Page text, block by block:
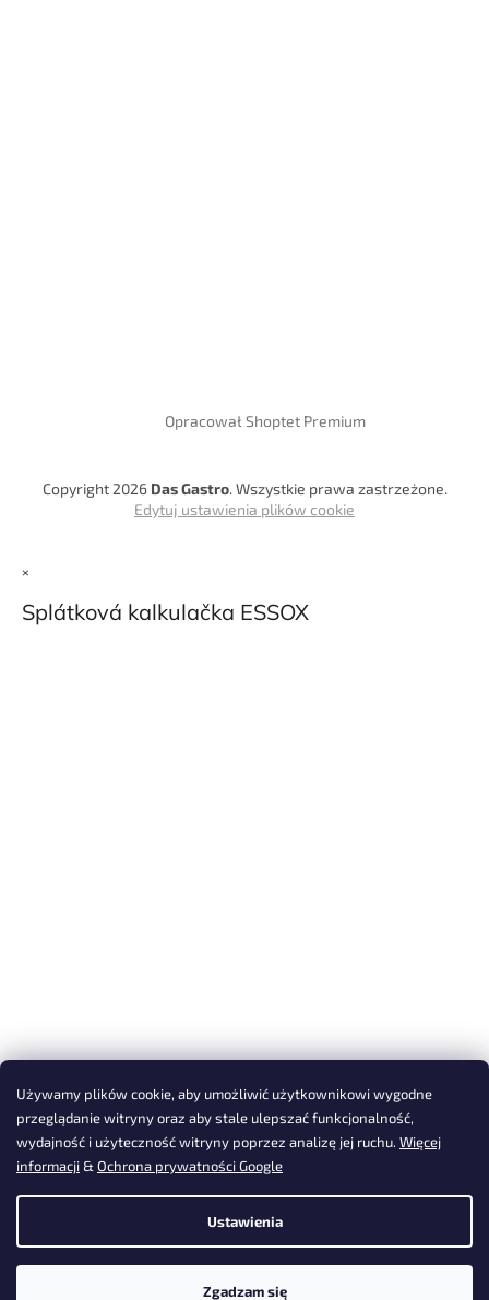
Używamy plików cookie, aby umożliwić użytkownikowi wygodne
przeglądanie witryny oraz aby stale ulepszać funkcjonalność,
wydajność i użyteczność witryny poprzez analizę jej ruchu. Więcej
informacji & Ochrona prywatności Google
Ustawienia
Zgadzam się
Opracował Shoptet Premium
Copyright 2026 Das Gastro. Wszystkie prawa zastrzeżone.
Edytuj ustawienia plików cookie
×
Splátková kalkulačka ESSOX